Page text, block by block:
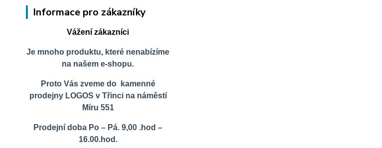
Informace pro zákazníky
Vážení zákazníci
Je mnoho produktu, které nenabízíme
na našem e-shopu.
Proto Vás zveme do kamenné
prodejny LOGOS v Třinci na náměstí
Míru 551
Prodejní doba Po – Pá. 9,00 .hod –
16.00.hod.